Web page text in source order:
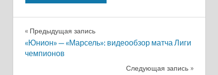
Навигация
по
Предыдущая запись
«Юнион» — «Марсель»: видеообзор матча Лиги
чемпионов
Следующая запись